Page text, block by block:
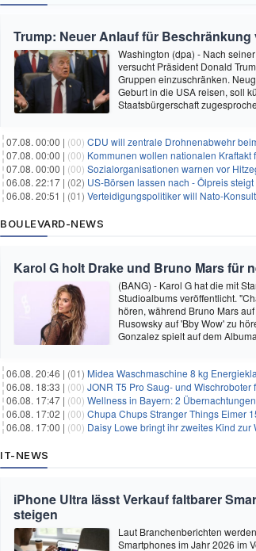
Trump: Neuer Anlauf für
Washington (dpa) - Nach
versucht Präsident Donald
Gruppen einzuschränken.
Geburt in die USA reisen, soll
Staatsbürgerschaft
07.08. 00:00 | (00) CDU will zentrale Drohnenabwehr
07.08. 00:00 | (00) Kommunen wollen nationalen Kraftakt
07.08. 00:00 | (00) Sozialorganisationen warnen vor
06.08. 22:17 | (02) US-Börsen lassen nach - Ölpreis steigt
06.08. 20:51 | (01) Verteidigungspolitiker will Nato-
BOULEVARD-NEWS
Karol G holt Drake und Bruno Mars für
(BANG) - Karol G hat die mit
Studioalbums veröffentlicht.
hören, während Bruno Mars
Rusowsky auf 'Bby Wow' zu
Gonzalez spielt auf dem
06.08. 20:46 | (01) Midea Waschmaschine 8 kg
06.08. 18:33 | (00) JONR T5 Pro Saug- und Wischroboter
06.08. 17:47 | (00) Wellness in Bayern: 2 Übernachtungen im
06.08. 17:02 | (00) Chupa Chups Stranger Things Eimer
06.08. 17:00 | (00) Daisy Lowe bringt ihr zweites Kind zur
IT-NEWS
iPhone Ultra lässt Verkauf faltbarer
steigen
Laut Branchenberichten
Smartphones im Jahr 2026 im